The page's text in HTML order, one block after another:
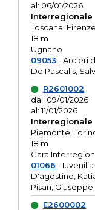
al: 06/01/2026
Interregionale
Toscana:
18 m
Ugnano
09053- Arcieri
De Pascalis,
R2601002
dal: 09/01/2026
al: 11/01/2026
Interregionale
Piemonte:
18 m
Gara
01066 - Iuvenilia
D'agostino,
Pisan, Giuseppe
E2600002